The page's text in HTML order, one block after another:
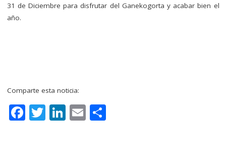
31 de Diciembre para disfrutar del Ganekogorta y acabar bien el
año.
Comparte esta noticia:
F T Li E C